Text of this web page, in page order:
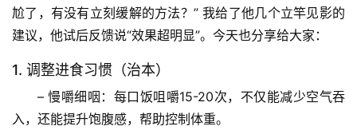
页
尬了，有没有立刻缓解的方法？” 我给了他几个立竿见影的
建议，他试后反馈说“效果超明显”。今天也分享给大家：
1. 调整进食习惯（治本）
– 慢嚼细咽 ：每口饭咀嚼15-20次，不仅能减少空气吞
入，还能提升饱腹感，帮助控制体重。